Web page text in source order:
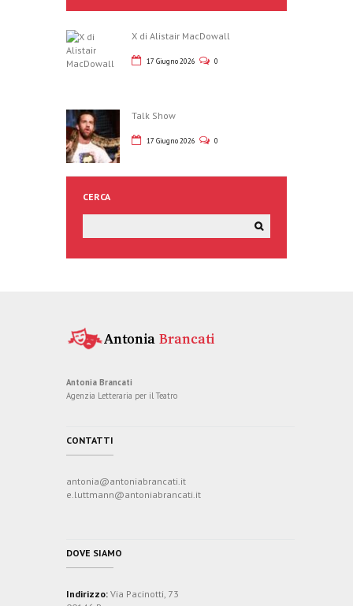
X di Alistair MacDowall
17 Giugno 2026 0
Talk Show
17 Giugno 2026 0
CERCA
Antonia Brancati
Agenzia Letteraria per il Teatro
CONTATTI
antonia@antoniabrancati.it
e.luttmann@antoniabrancati.it
DOVE SIAMO
Indirizzo: Via Pacinotti, 73